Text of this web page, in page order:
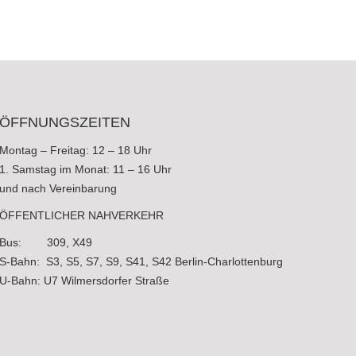
ÖFFNUNGSZEITEN
Montag – Freitag: 12 – 18 Uhr
1. Samstag im Monat: 11 – 16 Uhr
und nach Vereinbarung
ÖFFENTLICHER NAHVERKEHR
Bus: 309, X49
S-Bahn: S3, S5, S7, S9, S41, S42 Berlin-Charlottenburg
U-Bahn: U7 Wilmersdorfer Straße